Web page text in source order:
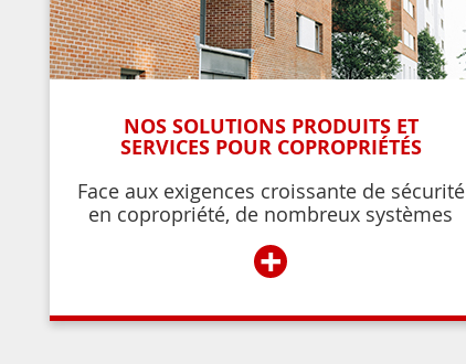
NOS SOLUTIONS PRODUITS ET
SERVICES POUR COPROPRIÉTÉS
Face aux exigences croissante de sécurité
en copropriété, de nombreux systèmes
l’accès à l’immeuble aux résidents ou aux
personnes autorisées par ces derniers.
+